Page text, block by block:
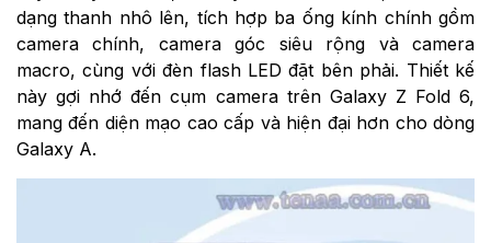
dạng thanh nhô lên, tích hợp ba ống kính chính gồm
camera chính, camera góc siêu rộng và camera
macro, cùng với đèn flash LED đặt bên phải. Thiết kế
này gợi nhớ đến cụm camera trên Galaxy Z Fold 6,
mang đến diện mạo cao cấp và hiện đại hơn cho dòng
Galaxy A.